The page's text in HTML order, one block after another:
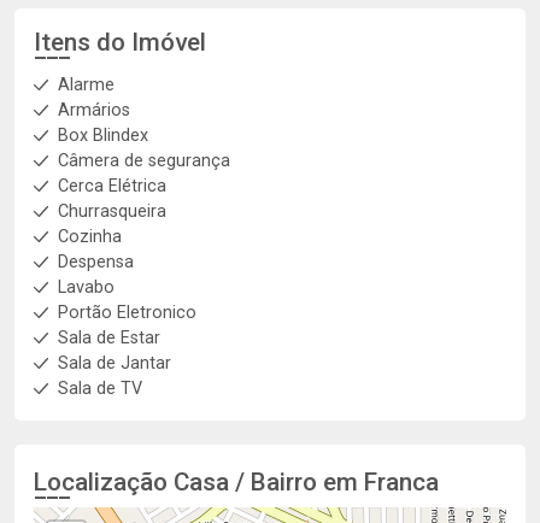
Itens do Imóvel
Alarme
Armários
Box Blindex
Câmera de segurança
Cerca Elétrica
Churrasqueira
Cozinha
Despensa
Lavabo
Portão Eletronico
Sala de Estar
Sala de Jantar
Sala de TV
Localização Casa / Bairro em Franca